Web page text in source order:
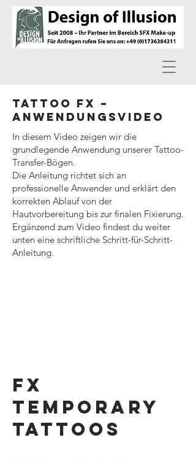
Tattoo FX –
Anwendungsvideo
In diesem Video zeigen wir die
grundlegende Anwendung unserer Tattoo-
Transfer-Bögen.
Die Anleitung richtet sich an
professionelle Anwender und erklärt den
korrekten Ablauf von der
Hautvorbereitung bis zur finalen Fixierung.
Ergänzend zum Video findest du weiter
unten eine schriftliche Schritt-für-Schritt-
Anleitung.
FX
TEMPORARY
TATTOOS